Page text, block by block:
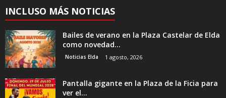
INCLUSO MÁS NOTICIAS
Bailes de verano en la Plaza Castelar de Elda
como novedad...
Noticias Elda 1 agosto, 2026
Pantalla gigante en la Plaza de la Ficia para
ver el...